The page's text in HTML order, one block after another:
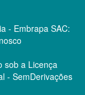
- Embrapa SAC:
sob a Licença
- SemDerivações